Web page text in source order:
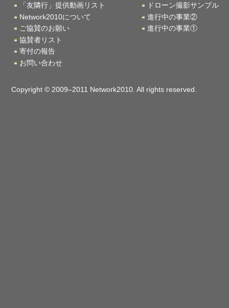
「友隣行」提供動画リスト
Network2010について
ご協賛のお願い
協賛者リスト
寄付の報告
お問い合わせ
ドローン撮影サンプル
進行中の事業②
進行中の事業①
Copyright © 2009–2011 Network2010. All rights reserved.